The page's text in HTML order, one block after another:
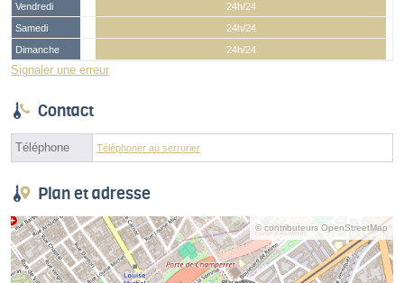
Vendredi
24h/24
Samedi
24h/24
Dimanche
24h/24
Signaler une erreur
Contact
Téléphone Téléphoner au serrurier
Plan et adresse
© contributeurs OpenStreetMap